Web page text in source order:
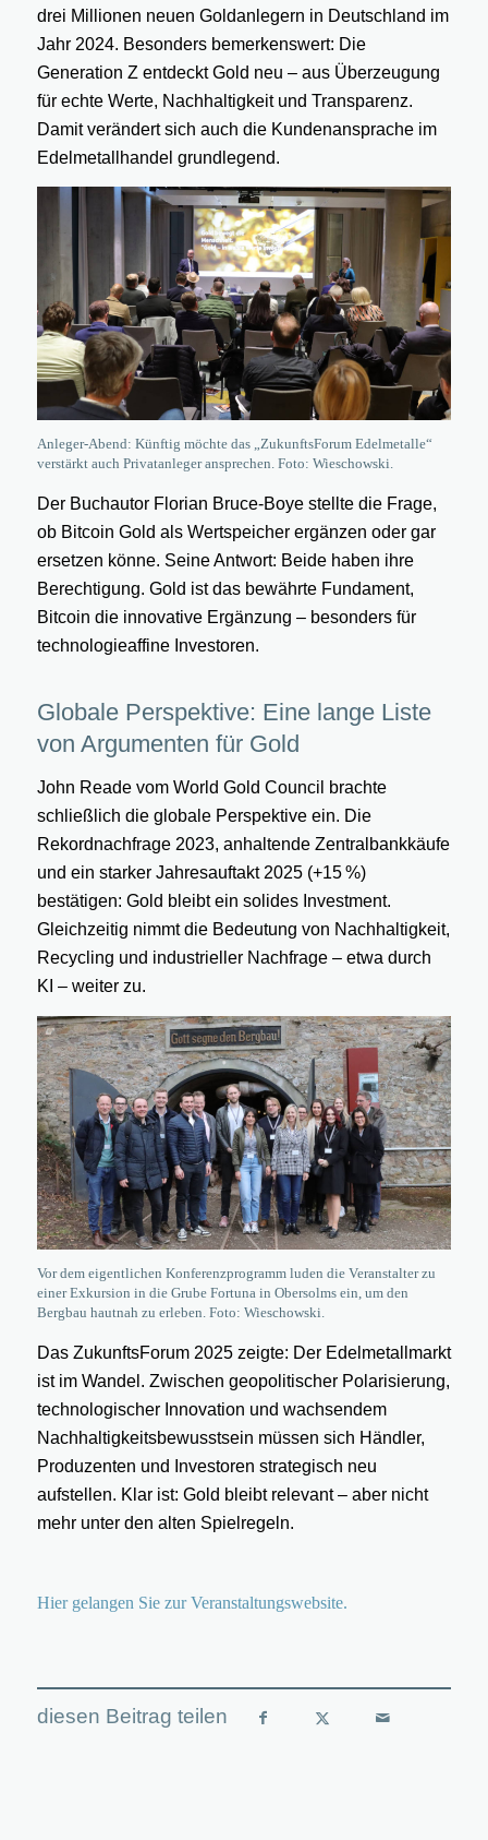
drei Millionen neuen Goldanlegern in Deutschland im
Jahr 2024. Besonders bemerkenswert: Die
Generation Z entdeckt Gold neu – aus Überzeugung
für echte Werte, Nachhaltigkeit und Transparenz.
Damit verändert sich auch die Kundenansprache im
Edelmetallhandel grundlegend.
Anleger-Abend: Künftig möchte das „ZukunftsForum Edelmetalle“
verstärkt auch Privatanleger ansprechen. Foto: Wieschowski.
Der Buchautor Florian Bruce-Boye stellte die Frage,
ob Bitcoin Gold als Wertspeicher ergänzen oder gar
ersetzen könne. Seine Antwort: Beide haben ihre
Berechtigung. Gold ist das bewährte Fundament,
Bitcoin die innovative Ergänzung – besonders für
technologieaffine Investoren.
Globale Perspektive: Eine lange Liste
von Argumenten für Gold
John Reade vom World Gold Council brachte
schließlich die globale Perspektive ein. Die
Rekordnachfrage 2023, anhaltende Zentralbankkäufe
und ein starker Jahresauftakt 2025 (+15 %)
bestätigen: Gold bleibt ein solides Investment.
Gleichzeitig nimmt die Bedeutung von Nachhaltigkeit,
Recycling und industrieller Nachfrage – etwa durch
KI – weiter zu.
Vor dem eigentlichen Konferenzprogramm luden die Veranstalter zu
einer Exkursion in die Grube Fortuna in Obersolms ein, um den
Bergbau hautnah zu erleben. Foto: Wieschowski.
Das ZukunftsForum 2025 zeigte: Der Edelmetallmarkt
ist im Wandel. Zwischen geopolitischer Polarisierung,
technologischer Innovation und wachsendem
Nachhaltigkeitsbewusstsein müssen sich Händler,
Produzenten und Investoren strategisch neu
aufstellen. Klar ist: Gold bleibt relevant – aber nicht
mehr unter den alten Spielregeln.
Hier gelangen Sie zur Veranstaltungswebsite.